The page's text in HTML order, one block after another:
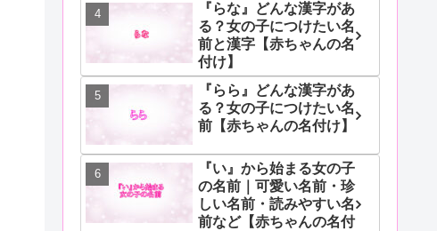
『らな』どんな漢字があ
る？女の子につけたい名
前と漢字【赤ちゃんの名
付け】
『らら』どんな漢字があ
る？女の子につけたい名
前【赤ちゃんの名付け】
『い』から始まる女の子
の名前｜可愛い名前・珍
しい名前・読みやすい名
前など【赤ちゃんの名付